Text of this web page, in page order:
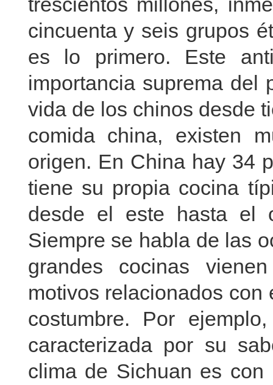
cincuenta y seis grupos
es lo primero. Este
importancia suprema del
vida de los chinos desde
comida china, existen
origen. En China hay 34
tiene su propia cocina
desde el este hasta el
Siempre se habla de las
grandes cocinas
motivos relacionados
costumbre. Por
caracterizada por su
clima de Sichuan es